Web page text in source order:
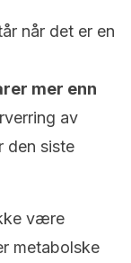
når det er en
mer enn
av
den siste
være
metabolske